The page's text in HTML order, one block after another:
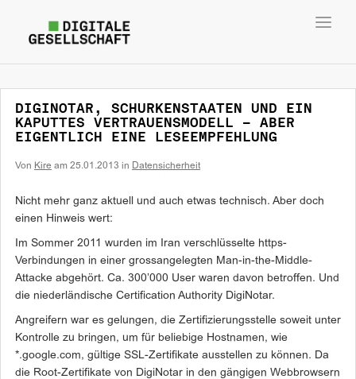
DIGINOTAR, SCHURKENSTAATEN UND EIN
KAPUTTES VERTRAUENSMODELL – ABER
EIGENTLICH EINE LESEEMPFEHLUNG
Von Kire am 25.01.2013 in Datensicherheit
Nicht mehr ganz aktuell und auch etwas technisch. Aber doch
einen Hinweis wert:
Im Sommer 2011 wurden im Iran verschlüsselte https-
Verbindungen in einer grossangelegten Man-in-the-Middle-
Attacke abgehört. Ca. 300’000 User waren davon betroffen. Und
die niederländische Certification Authority DigiNotar.
Angreifern war es gelungen, die Zertifizierungsstelle soweit unter
Kontrolle zu bringen, um für beliebige Hostnamen, wie
*.google.com, gültige SSL-Zertifikate ausstellen zu können. Da
die Root-Zertifikate von DigiNotar in den gängigen Webbrowsern